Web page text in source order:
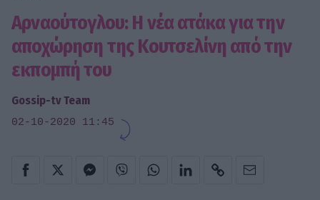
Αρναούτογλου: Η νέα ατάκα για την
αποχώρηση της Κουτσελίνη από την
εκπομπή του
Gossip-tv Team
02-10-2020 11:45